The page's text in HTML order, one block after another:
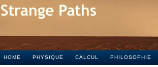
HOME PHYSIQUE CALCUL PHILOSOPHIE